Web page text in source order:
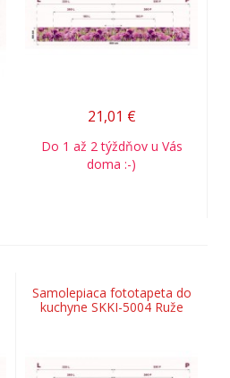
21,01 €
Do 1 až 2 týždňov u Vás
doma :-)
Samolepiaca fototapeta do
kuchyne SKKI-5004 Ruže